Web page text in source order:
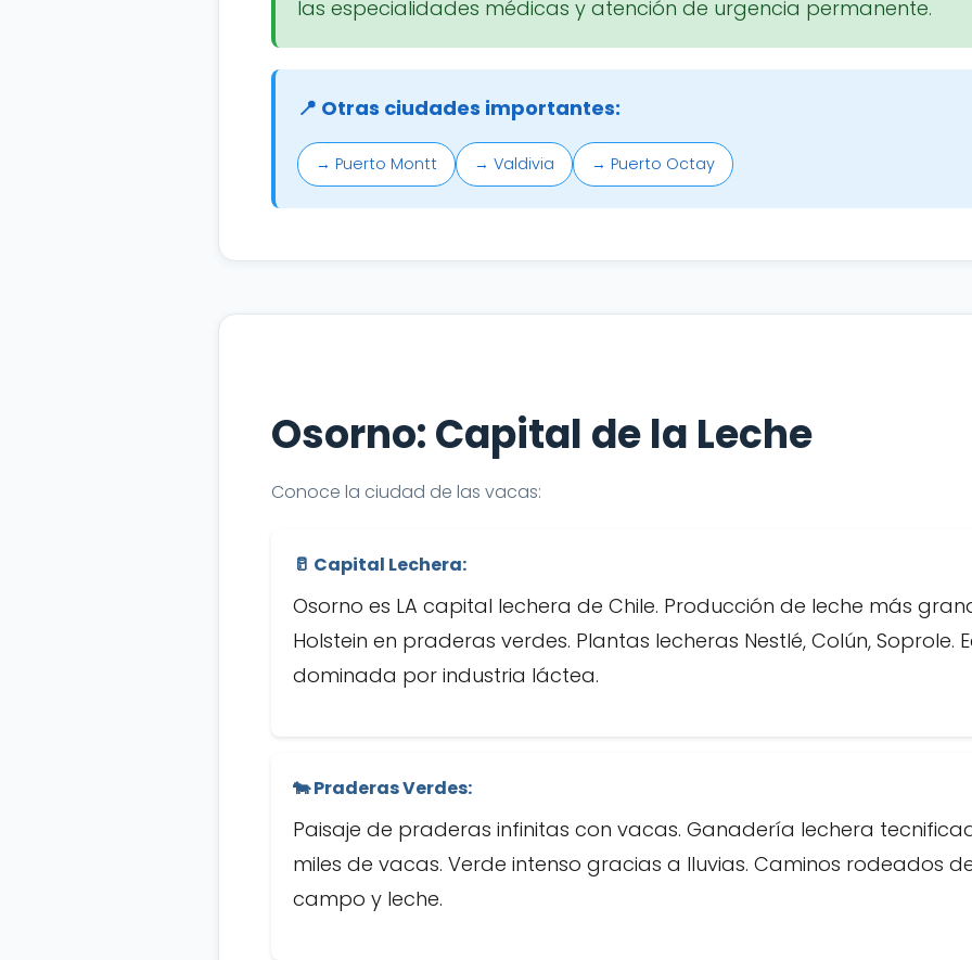
las especialidades médicas y atención de urgencia permanente.
📍 Otras ciudades importantes:
→ Puerto Montt → Valdivia → Puerto Octay
Osorno: Capital de la Leche
Conoce la ciudad de las vacas:
🥛 Capital Lechera:
Osorno es LA capital lechera de Chile. Producción de leche más
Holstein en praderas verdes. Plantas lecheras Nestlé, Colún, Soprole.
dominada por industria láctea.
🐄 Praderas Verdes:
Paisaje de praderas infinitas con vacas. Ganadería lechera
miles de vacas. Verde intenso gracias a lluvias. Caminos rodeados
campo y leche.